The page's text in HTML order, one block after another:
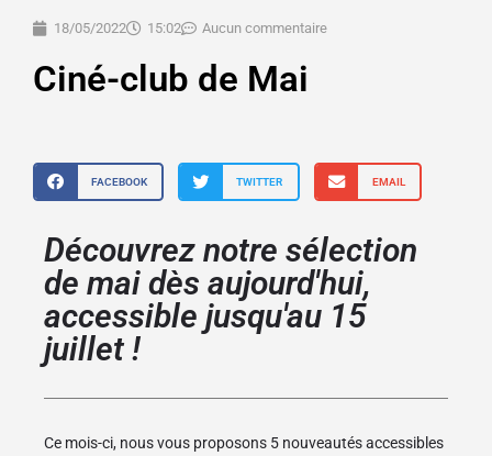
18/05/2022 15:02 Aucun commentaire
Ciné-club de Mai
FACEBOOK TWITTER EMAIL
Découvrez notre sélection
de mai dès aujourd'hui,
accessible jusqu'au 15
juillet !
Ce mois-ci, nous vous proposons 5 nouveautés accessibles